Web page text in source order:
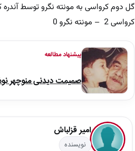
گل دوم کرواسی به مونته نگرو توسط آندره
کرواسی 2 – مونته نگرو 0
پیشنهاد مطالعه
صمیمت دیدنی منوچهر
امیر قزلباش
نویسنده